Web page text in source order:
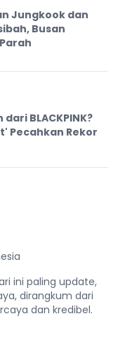
Jungkook dan
Busan
BLACKPINK?
Pecahkan Rekor
ini paling update,
dirangkum dari
dan kredibel.